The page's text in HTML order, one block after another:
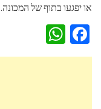
או יפגעו בתוף של המכונה.
Facebook